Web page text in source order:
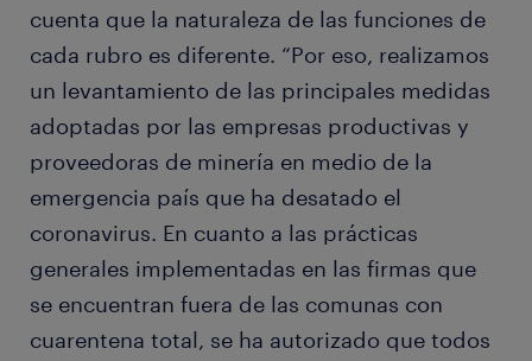
cuenta que la naturaleza de las funciones de
cada rubro es diferente. “Por eso, realizamos
un levantamiento de las principales medidas
adoptadas por las empresas productivas y
proveedoras de minería en medio de la
emergencia país que ha desatado el
coronavirus. En cuanto a las prácticas
generales implementadas en las firmas que
se encuentran fuera de las comunas con
cuarentena total, se ha autorizado que todos